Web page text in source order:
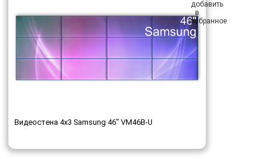
Видеостена 4x3 Samsung 46" VM46B-U